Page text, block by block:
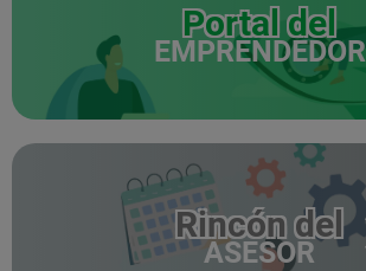
Portal del
EMPRENDEDOR
Rincón del
ASESOR